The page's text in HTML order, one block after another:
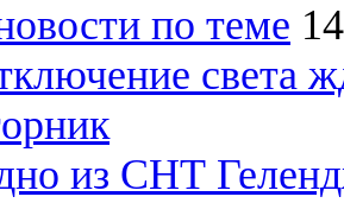
по теме
света
из СНТ